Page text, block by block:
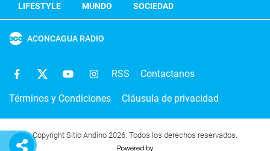
LIFESTYLE
MUNDO SOCIEDAD
ACONCAGUA RADIO
RSS Contactanos
Términos y Condiciones Cláusula de privacidad
Copyright Sitio Andino 2026. Todos los derechos reservados.